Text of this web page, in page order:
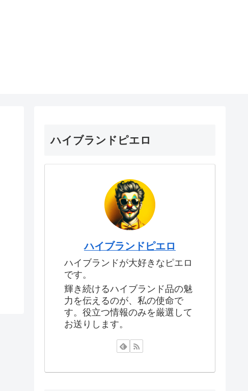
ハイブランドピエロ
ハイブランドピエロ
ハイブランドが大好きなピエロ
です。
輝き続けるハイブランド品の魅
力を伝えるのが、私の使命で
す。役立つ情報のみを厳選して
お送りします。